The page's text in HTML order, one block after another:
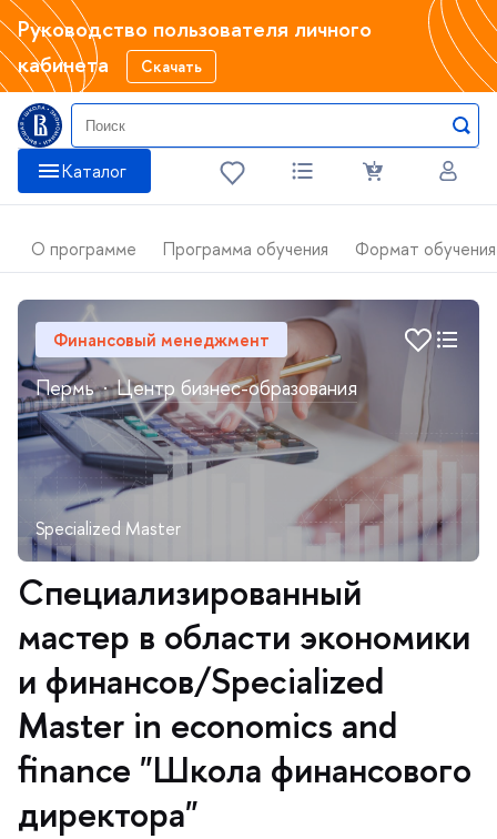
Руководство пользователя личного
кабинета
Скачать
Катало
О программе Программа обучения Формат обучения
Финансовый менеджмент
Пермь · Центр бизнес-образования
Специализированный
мастер в области экономики
и финансов/Specialized
Master in economics and
finance "Школа финансового
директора"